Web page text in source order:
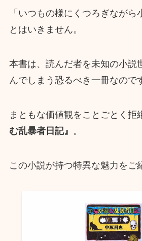
「いつもの様にくつろぎながら
とはいきません。
本書は、読んだ者を未知の小説
んでしまう恐るべき一冊なので
まともな価値観をことごとく拒
む乱暴者日記』 。
この小説が持つ特異な魅力をご